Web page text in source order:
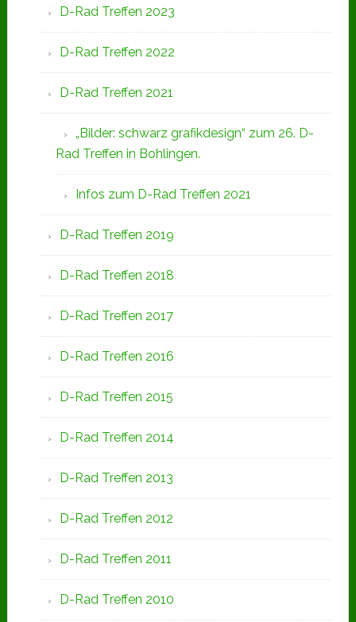
D-Rad Treffen 2023
D-Rad Treffen 2022
D-Rad Treffen 2021
„Bilder: schwarz grafikdesign“ zum 26. D-
Rad Treffen in Bohlingen.
Infos zum D-Rad Treffen 2021
D-Rad Treffen 2019
D-Rad Treffen 2018
D-Rad Treffen 2017
D-Rad Treffen 2016
D-Rad Treffen 2015
D-Rad Treffen 2014
D-Rad Treffen 2013
D-Rad Treffen 2012
D-Rad Treffen 2011
D-Rad Treffen 2010